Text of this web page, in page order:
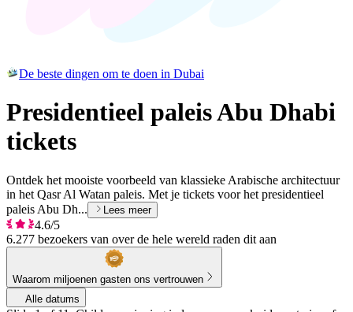
De beste dingen om te doen in Dubai
Presidentieel paleis Abu Dhabi
tickets
Ontdek het mooiste voorbeeld van klassieke Arabische architectuur
in het Qasr Al Watan paleis. Met je tickets voor het presidentieel
paleis Abu Dh...
Lees meer
4.6/5
6.277 bezoekers van over de hele wereld raden dit aan
Waarom miljoenen gasten ons vertrouwen
Alle datums